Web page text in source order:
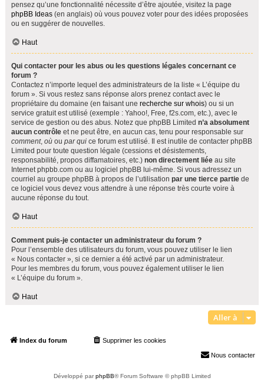
pensez qu’une fonctionnalité nécessite d’être ajoutée, visitez la page
phpBB Ideas (en anglais) où vous pouvez voter pour des idées proposées
ou en suggérer de nouvelles.
Haut
Qui contacter pour les abus ou les questions légales concernant ce
forum ?
Contactez n’importe lequel des administrateurs de la liste « L’équipe du
forum ». Si vous restez sans réponse alors prenez contact avec le
propriétaire du domaine (en faisant une recherche sur whois) ou si un
service gratuit est utilisé (exemple : Yahoo!, Free, f2s.com, etc.), avec le
service de gestion ou des abus. Notez que phpBB Limited n’a absolument
aucun contrôle et ne peut être, en aucun cas, tenu pour responsable sur
comment, où ou par qui ce forum est utilisé. Il est inutile de contacter phpBB
Limited pour toute question légale (cessions et désistements,
responsabilité, propos diffamatoires, etc.) non directement liée au site
Internet phpbb.com ou au logiciel phpBB lui-même. Si vous adressez un
courriel au groupe phpBB à propos de l’utilisation par une tierce partie de
ce logiciel vous devez vous attendre à une réponse très courte voire à
aucune réponse du tout.
Haut
Comment puis-je contacter un administrateur du forum ?
Pour l’ensemble des utilisateurs du forum, vous pouvez utiliser le lien
« Nous contacter », si ce dernier a été activé par un administrateur.
Pour les membres du forum, vous pouvez également utiliser le lien
« L’équipe du forum ».
Haut
Aller à
Index du forum Supprimer les cookies
Nous contacter
Développé parphpBB® Forum Software © phpBB Limited